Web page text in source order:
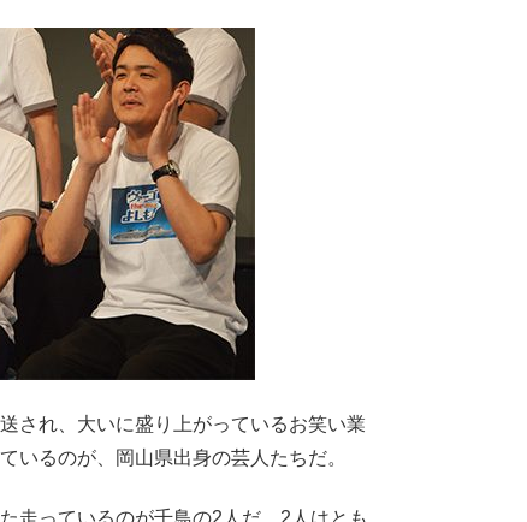
され、大いに盛り上がっているお笑い業
いるのが、岡山県出身の芸人たちだ。